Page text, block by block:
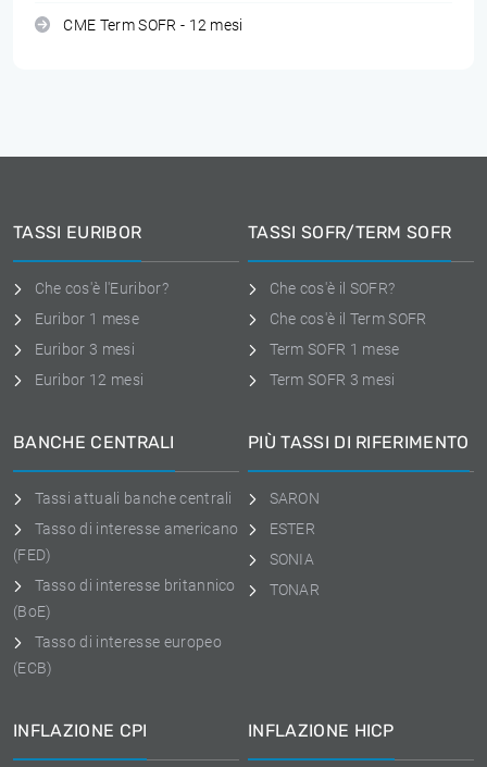
CME Term SOFR - 12 mesi
TASSI EURIBOR
Che cos'è l'Euribor?
Euribor 1 mese
Euribor 3 mesi
Euribor 12 mesi
TASSI SOFR/TERM SOFR
Che cos'è il SOFR?
Che cos'è il Term SOFR
Term SOFR 1 mese
Term SOFR 3 mesi
BANCHE CENTRALI
Tassi attuali banche centrali
Tasso di interesse americano
(FED)
Tasso di interesse britannico
(BoE)
Tasso di interesse europeo
(ECB)
PIÙ TASSI DI RIFERIMENTO
SARON
ESTER
SONIA
TONAR
INFLAZIONE CPI INFLAZIONE HICP